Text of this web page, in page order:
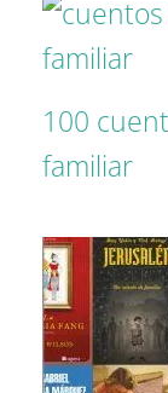
100
familiar